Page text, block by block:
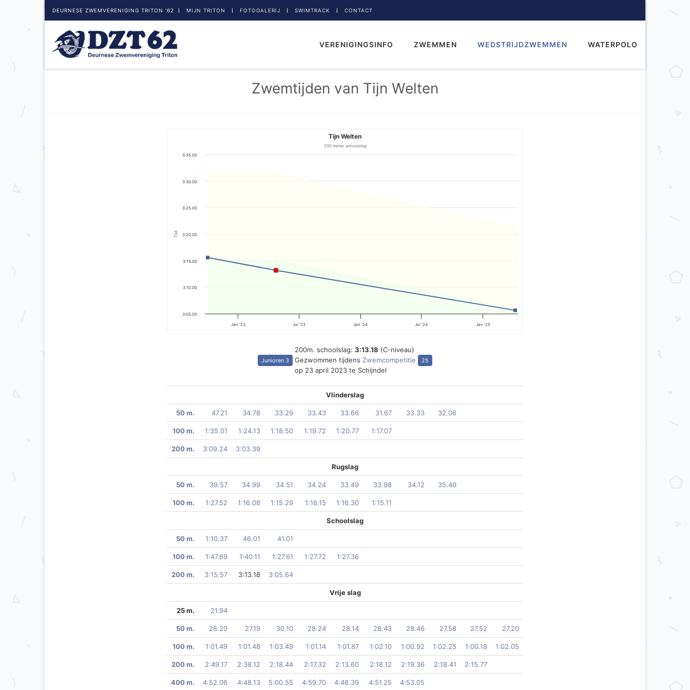
DEURNESE ZWEMVERENIGING TRITON '62 MIJN TRITON FOTOGALERIJ SWIMTRACK CONTACT
VERENIGINGSINFO ZWEMMEN WEDSTRIJDZWEMMEN WATERPOLO
Zwemtijden van Tijn Welten
Tijd
Tijn Welten
200 meter schoolslag
Jan '23 Jul '23 Jan '24 Jul '24 Jan '25
3:05.00
3:10.00
3:15.00
3:20.00
3:25.00
3:30.00
3:35.00
Junioren 3
200m. schoolslag: 3:13.18 (C-niveau)
Gezwommen tijdens Zwemcompetitie
op 23 april 2023 te Schijndel
25
Vlinderslag
50 m. 47.21 34.78 33.29 33.43 33.66 31.67 33.33 32.06
100 m. 1:35.01 1:24.13 1:18.50 1:19.72 1:20.77 1:17.07
200 m. 3:09.24 3:03.39
Rugslag
50 m. 39.57 34.99 34.51 34.24 33.49 33.98 34.12 35.40
100 m. 1:27.52 1:16.08 1:15.29 1:16.15 1:16.30 1:15.11
Schoolslag
50 m. 1:10.37 46.01 41.01
100 m. 1:47.69 1:40.11 1:27.61 1:27.72 1:27.36
200 m. 3:15.57 3:13.18 3:05.64
Vrije slag
25 m. 21.94
50 m. 28.20 27.19 30.10 28.24 28.14 28.43 28.46 27.58 27.52 27.20
100 m. 1:01.49 1:01.48 1:03.49 1:01.14 1:01.87 1:02.10 1:00.92 1:02.25 1:00.18 1:02.05
200 m. 2:49.17 2:38.12 2:18.44 2:17.32 2:13.60 2:18.12 2:19.36 2:18.41 2:15.77
400 m. 4:52.06 4:48.13 5:00.55 4:59.70 4:48.39 4:51.25 4:53.05